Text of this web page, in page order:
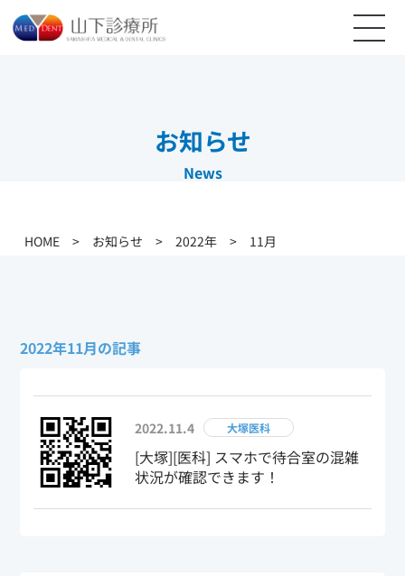
お知らせ
News
HOME > お知らせ >2022年 > 11月
2022年11月の記事
2022.11.4 大塚医科
[大塚][医科] スマホで待合室の混雑
状況が確認できます！